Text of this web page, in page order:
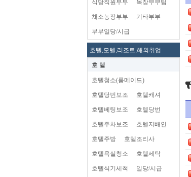
식당직원부부 목장부부팀
채소농장부부 기타부부
부부일당/시급
호텔,모텔,리조트,해외취업
호 텔
호텔청소(룸메이드)
호텔당번보조 호텔캐셔
호텔베팅보조 호텔당번
호텔주차보조 호텔지배인
호텔주방 호텔조리사
호텔욕실청소 호텔세탁
호텔식기세척 일당/시급